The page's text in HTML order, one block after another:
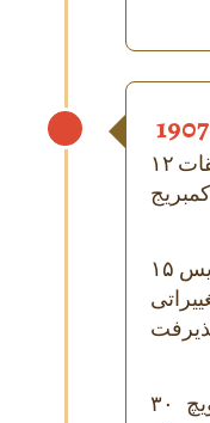
1907
۱۲ تا ۱۷ آگوست: سومین دوره مسابقات
۱۵ تا ۲۴ اکتبر: کمیته نمایندگی در پاریس
۳۰ نوامبر: درگذشت مارک فابیانوویچ